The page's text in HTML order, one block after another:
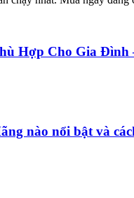
Hợp Cho Gia
nào nổi bật và